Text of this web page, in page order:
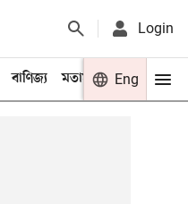
Login
বাণিজ্য মতামত খেলা
Eng